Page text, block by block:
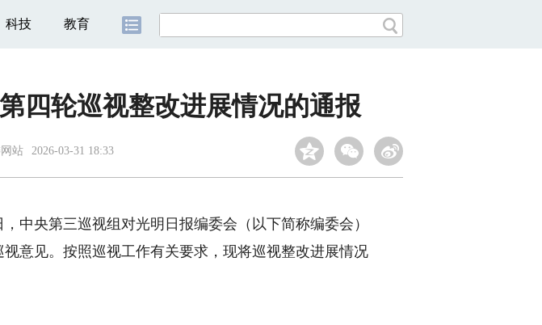
科技 教育
四轮巡视整改进展情况的通报
站 2026-03-31 18:33
央第三巡视组对光明日报编委会（以下简称编委会）
意见。按照巡视工作有关要求，现将巡视整改进展情况